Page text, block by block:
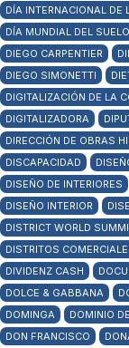
DÍA INTERNACIONAL DE
DÍA MUNDIAL DEL SUELO
DIEGO CARPENTIER
DIEGO SIMONETTI
DIGITALIZACIÓN DE LA
DIGITALIZADORA
DIRECCIÓN DE OBRAS
DISCAPACIDAD
DISEÑO DE INTERIORES
DISEÑO INTERIOR
DISTRICT WORLD
DISTRITOS
DIVIDENZ CASH
DOLCE & GABBANA
DOMINGA
DOMINIO
DON FRANCISCO